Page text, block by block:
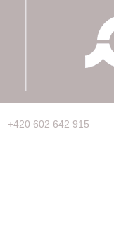
+420 602 642 915